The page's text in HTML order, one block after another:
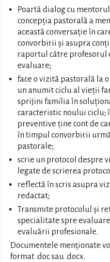
Poartă dialog cu
concepția pastorală a
această conversație în
convorbirii și asupra
raportul către profesorul
evaluare;
face o vizită pastorală la
un anumit ciclu al vieții
sprijini familia în
caracteristic noului ciclu;
preventive ține cont de
în timpul convorbirii
pastorale;
scrie un protocol despre
legate de scrierea
reflectă în scris asupra
redactat;
Transmite protocolul și
specialitate spre
evaluării profesionale.
Documentele menționate
format .doc sau .docx.